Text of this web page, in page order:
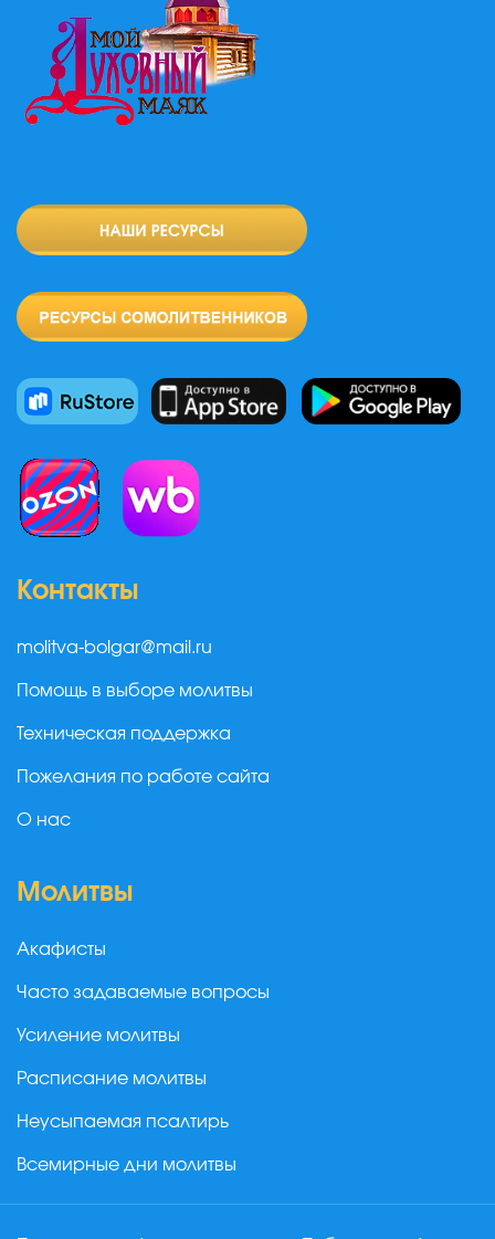
Контакты
molitva-bolgar@mail.ru
Помощь в выборе молитвы
Техническая поддержка
Пожелания по работе сайта
О нас
Молитвы
Акафисты
Часто задаваемые вопросы
Усиление молитвы
Расписание молитвы
Неусыпаемая псалтирь
Всемирные дни молитвы